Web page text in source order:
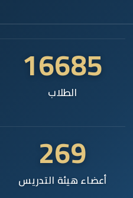
16685
الطلاب
269
أعضاء هيئة التدريس